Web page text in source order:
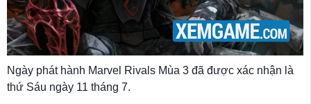
Ngày phát hành Marvel Rivals Mùa 3 đã được xác nhận là
thứ Sáu ngày 11 tháng 7.